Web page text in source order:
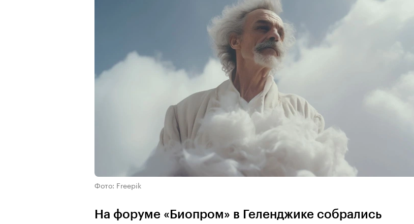
Фото: Freepik
На форуме «Биопром» в Геленджике собрались